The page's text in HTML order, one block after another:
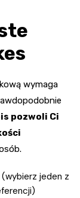
wymaga
pozwoli Ci
(wybierz jeden z